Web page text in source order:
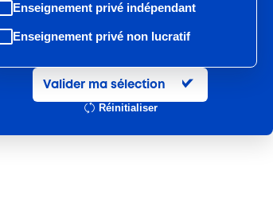
Enseignement privé indépendant
Enseignement privé non lucratif
Entretien et location textile
Hôtels, cafés, restaurants
Valider ma sélection
Réinitialiser
et sécuriser vos recrutements
l’impact pour les entreprises